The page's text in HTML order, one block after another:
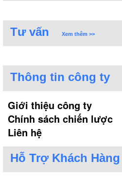
Tư vấn Xem thêm >>
Thông tin công ty
Giới thiệu công ty
Chính sách chiến lược
Liên hệ
Hỗ Trợ Khách Hàng